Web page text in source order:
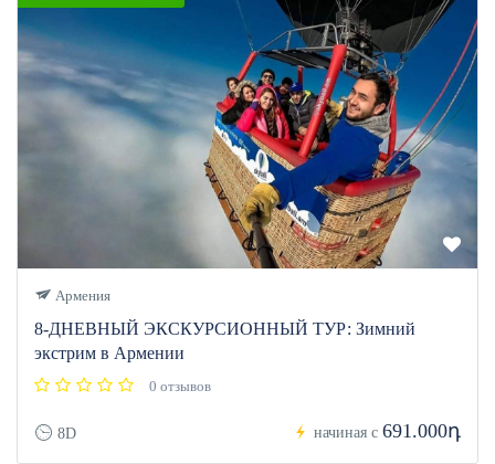
Армения
8-ДНЕВНЫЙ ЭКСКУРСИОННЫЙ ТУР: Зимний
экстрим в Армении
0 отзывов
8D начиная с 691.000դ